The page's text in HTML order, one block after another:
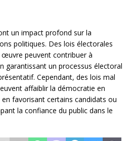
un impact profond sur la
politiques. Des lois électorales
peuvent contribuer à
garantissant un processus électoral
Cependant, des lois mal
affaiblir la démocratie en
en favorisant certains candidats ou
la confiance du public dans le